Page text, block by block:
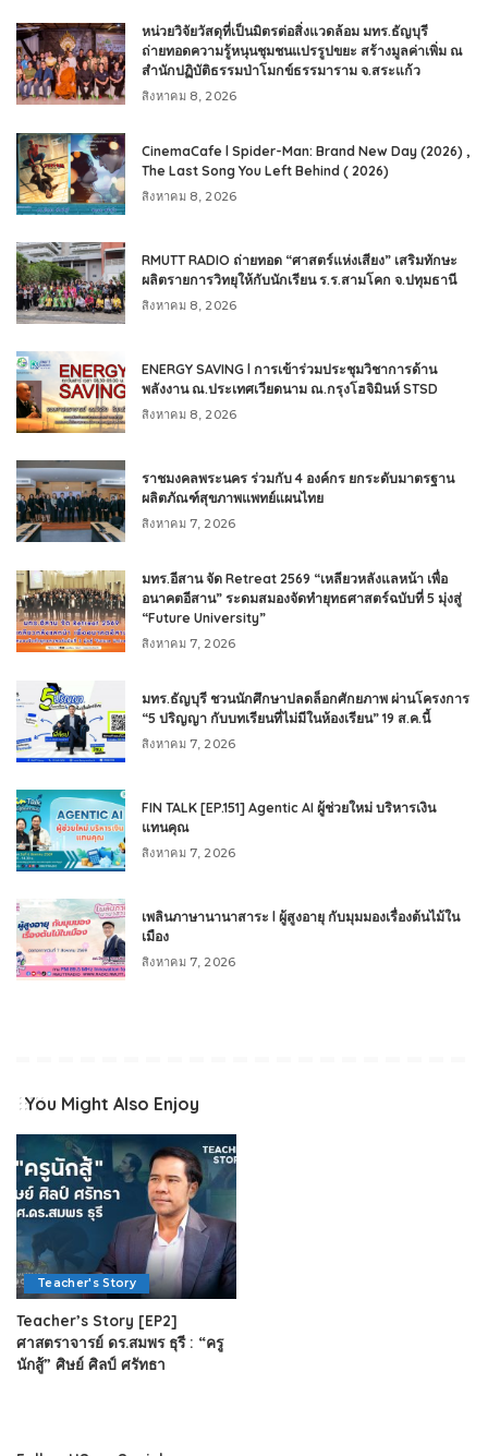
หน่วยวิจัยวัสดุที่เป็นมิตรต่อสิ่งแวดล้อม มทร.ธัญบุรี
ถ่ายทอดความรู้หนุนชุมชนแปรรูปขยะ สร้างมูลค่าเพิ่ม ณ
สำนักปฏิบัติธรรมป่าโมกข์ธรรมาราม จ.สระแก้ว
สิงหาคม 8, 2026
CinemaCafe l Spider-Man: Brand New Day (2026) ,
The Last Song You Left Behind ( 2026)
สิงหาคม 8, 2026
RMUTT RADIO ถ่ายทอด “ศาสตร์แห่งเสียง” เสริมทักษะ
ผลิตรายการวิทยุให้กับนักเรียน ร.ร.สามโคก จ.ปทุมธานี
สิงหาคม 8, 2026
ENERGY SAVING l การเข้าร่วมประชุมวิชาการด้าน
พลังงาน ณ.ประเทศเวียดนาม ณ.กรุงโฮจิมินห์ STSD
สิงหาคม 8, 2026
ราชมงคลพระนคร ร่วมกับ 4 องค์กร ยกระดับมาตรฐาน
ผลิตภัณฑ์สุขภาพแพทย์แผนไทย
สิงหาคม 7, 2026
มทร.อีสาน จัด Retreat 2569 “เหลียวหลังแลหน้า เพื่อ
อนาคตอีสาน” ระดมสมองจัดทำยุทธศาสตร์ฉบับที่ 5 มุ่งสู่
“Future University”
สิงหาคม 7, 2026
มทร.ธัญบุรี ชวนนักศึกษาปลดล็อกศักยภาพ ผ่านโครงการ
“5 ปริญญา กับบทเรียนที่ไม่มีในห้องเรียน” 19 ส.ค.นี้
สิงหาคม 7, 2026
FIN TALK [EP.151] Agentic AI ผู้ช่วยใหม่ บริหารเงิน
แทนคุณ
สิงหาคม 7, 2026
เพลินภาษานานาสาระ l ผู้สูงอายุ กับมุมมองเรื่องต้นไม้ใน
เมือง
สิงหาคม 7, 2026
You Might Also Enjoy
Teacher's Story
Teacher’s Story [EP2]
ศาสตราจารย์ ดร.สมพร ธุรี : “ครู
นักสู้” ศิษย์ ศิลป์ ศรัทธา